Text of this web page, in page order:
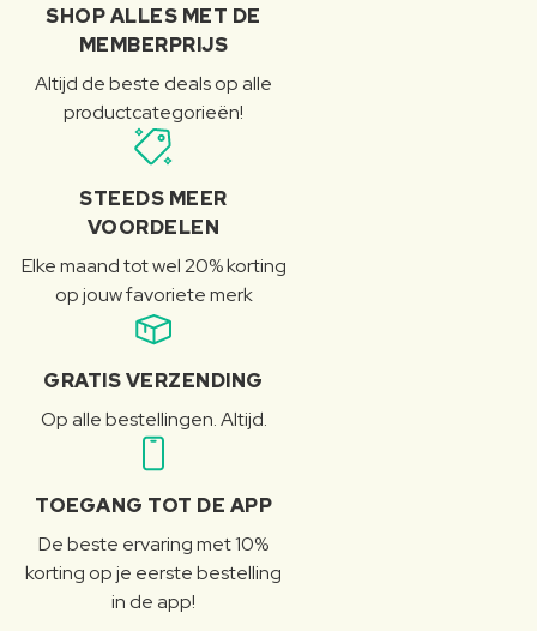
SHOP ALLES MET DE
MEMBERPRIJS
Altijd de beste deals op alle
productcategorieën!
STEEDS MEER
VOORDELEN
Elke maand tot wel 20% korting
op jouw favoriete merk
GRATIS VERZENDING
Op alle bestellingen. Altijd.
TOEGANG TOT DE APP
De beste ervaring met 10%
korting op je eerste bestelling
in de app!